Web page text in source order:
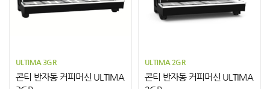
ULTIMA 3GR
콘티 반자동 커피머신 ULTIMA
ULTIMA 2GR
콘티 반자동 커피머신 ULTIMA